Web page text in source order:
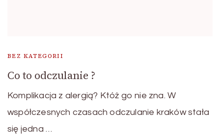
BEZ KATEGORII
Co to odczulanie ?
Komplikacja z alergią? Któż go nie zna. W
współczesnych czasach odczulanie kraków stała
się jedna …